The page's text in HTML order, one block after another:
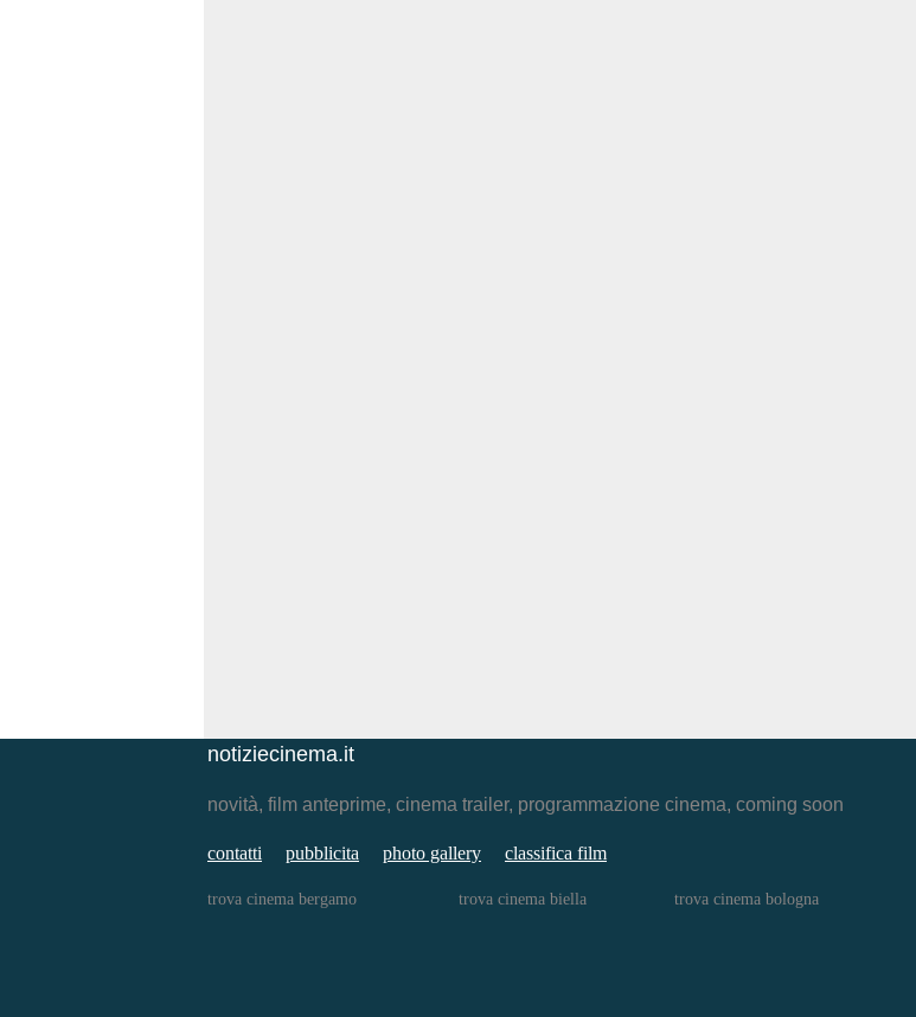
notiziecinema.it
novità, film anteprime, cinema trailer, programmazione cinema, coming soon
contatti pubblicita photo gallery classifica film
trova cinema bergamo trova cinema biella trova cinema bologna